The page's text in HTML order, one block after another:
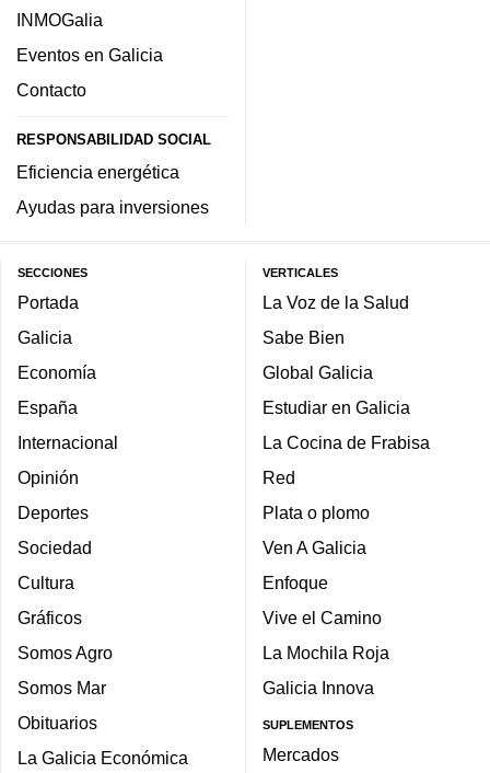
INMOGalia
Eventos en Galicia
Contacto
RESPONSABILIDAD SOCIAL
Eficiencia energética
Ayudas para inversiones
SECCIONES
Portada
Galicia
Economía
España
Internacional
Opinión
Deportes
Sociedad
Cultura
Gráficos
Somos Agro
Somos Mar
Obituarios
La Galicia Económica
VERTICALES
La Voz de la Salud
Sabe Bien
Global Galicia
Estudiar en Galicia
La Cocina de Frabisa
Red
Plata o plomo
Ven A Galicia
Enfoque
Vive el Camino
La Mochila Roja
Galicia Innova
SUPLEMENTOS
Mercados